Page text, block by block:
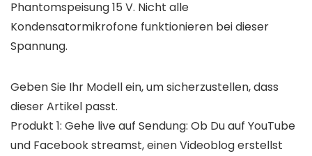
Phantomspeisung 15 V. Nicht alle
Kondensatormikrofone funktionieren bei dieser
Spannung.
Geben Sie Ihr Modell ein, um sicherzustellen, dass
dieser Artikel passt.
Produkt 1: Gehe live auf Sendung: Ob Du auf YouTube
und Facebook streamst, einen Videoblog erstellst